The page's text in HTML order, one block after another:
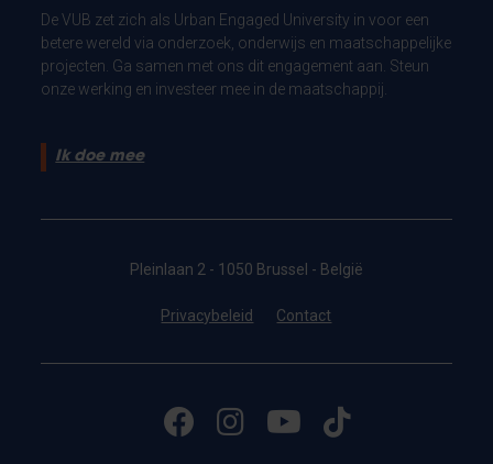
De VUB zet zich als Urban Engaged University in voor een
betere wereld via onderzoek, onderwijs en maatschappelijke
projecten. Ga samen met ons dit engagement aan. Steun
onze werking en investeer mee in de maatschappij.
Ik doe mee
Pleinlaan 2 - 1050 Brussel - België
Privacybeleid Contact